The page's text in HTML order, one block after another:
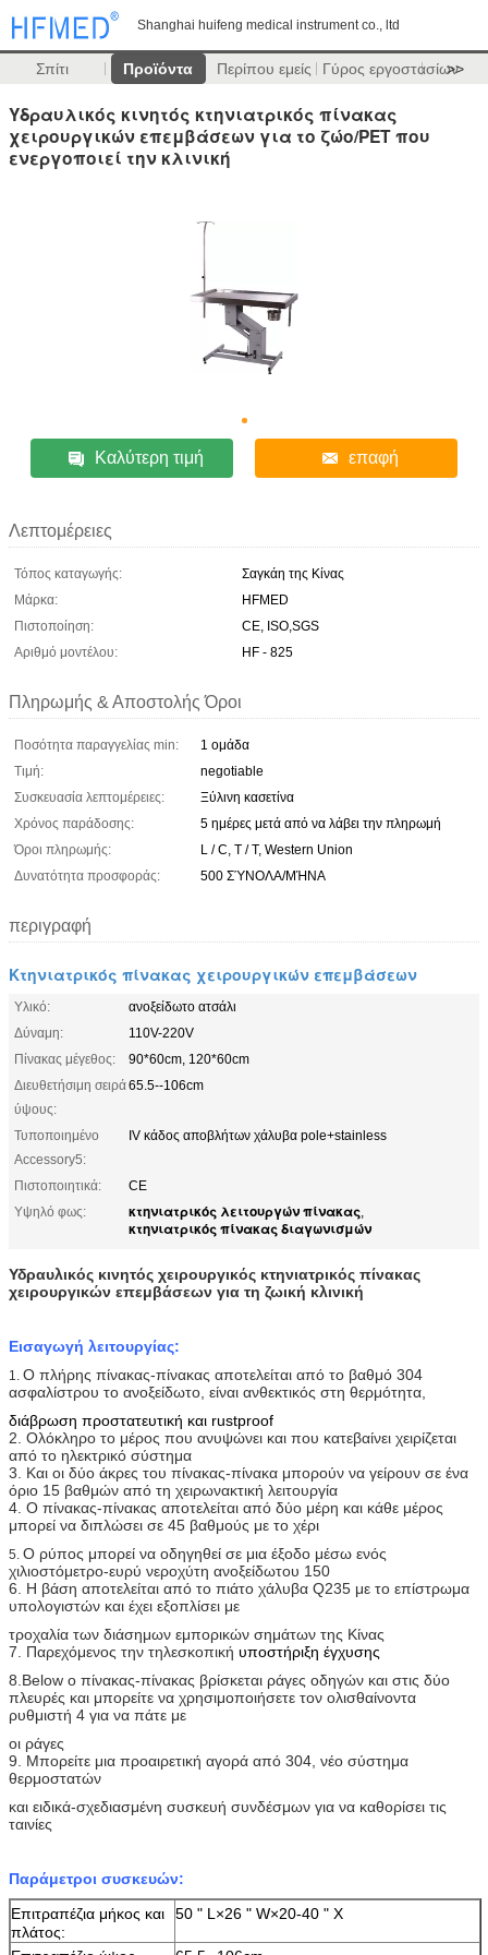
Shanghai huifeng medical instrument co., ltd
Σπίτι Προϊόντα Περίπου εμείς Γύρος εργοστασίων
>>
Υδραυλικός κινητός κτηνιατρικός πίνακας
χειρουργικών επεμβάσεων για το ζώο/PET που
ενεργοποιεί την κλινική
Καλύτερη τιμή επαφή
Λεπτομέρειες
Τόπος καταγωγής:
Σαγκάη της Κίνας
Μάρκα:
HFMED
Πιστοποίηση:
CE, ISO,SGS
Αριθμό μοντέλου:
HF - 825
Πληρωμής & Αποστολής Όροι
Ποσότητα παραγγελίας min:
1 ομάδα
Τιμή:
negotiable
Συσκευασία λεπτομέρειες:
Ξύλινη κασετίνα
Χρόνος παράδοσης:
5 ημέρες μετά από να λάβει την πληρωμή
Όροι πληρωμής:
L / C, T / T, Western Union
Δυνατότητα προσφοράς:
500 ΣΎΝΟΛΑ/ΜΉΝΑ
περιγραφή
Κτηνιατρικός πίνακας χειρουργικών επεμβάσεων
Υλικό:
ανοξείδωτο ατσάλι
Δύναμη:
110V-220V
Πίνακας μέγεθος:
90*60cm, 120*60cm
Διευθετήσιμη σειρά
ύψους:
65.5--106cm
Τυποποιημένο
Accessory5:
IV κάδος αποβλήτων χάλυβα pole+stainless
Πιστοποιητικά:
CE
Υψηλό φως:
κτηνιατρικός λειτουργών πίνακας,
κτηνιατρικός πίνακας διαγωνισμών
Υδραυλικός κινητός χειρουργικός κτηνιατρικός πίνακας
χειρουργικών επεμβάσεων για τη ζωική κλινική
Εισαγωγή λειτουργίας:
1. Ο πλήρης πίνακας-πίνακας αποτελείται από το βαθμό 304
ασφαλίστρου το ανοξείδωτο, είναι ανθεκτικός στη θερμότητα,
διάβρωση προστατευτική και rustproof
2. Ολόκληρο το μέρος που ανυψώνει και που κατεβαίνει χειρίζεται
από το ηλεκτρικό σύστημα
3. Και οι δύο άκρες του πίνακας-πίνακα μπορούν να γείρουν σε ένα
όριο 15 βαθμών από τη χειρωνακτική λειτουργία
4. Ο πίνακας-πίνακας αποτελείται από δύο μέρη και κάθε μέρος
μπορεί να διπλώσει σε 45 βαθμούς με το χέρι
5. Ο ρύπος μπορεί να οδηγηθεί σε μια έξοδο μέσω ενός
χιλιοστόμετρο-ευρύ νεροχύτη ανοξείδωτου 150
6. Η βάση αποτελείται από το πιάτο χάλυβα Q235 με το επίστρωμα
υπολογιστών και έχει εξοπλίσει με
τροχαλία των διάσημων εμπορικών σημάτων της Κίνας
7. Παρεχόμενος την τηλεσκοπική υποστήριξη έγχυσης
8.Below ο πίνακας-πίνακας βρίσκεται ράγες οδηγών και στις δύο
πλευρές και μπορείτε να χρησιμοποιήσετε τον ολισθαίνοντα
ρυθμιστή 4 για να πάτε με
οι ράγες
9. Μπορείτε μια προαιρετική αγορά από 304, νέο σύστημα
θερμοστατών
και ειδικά-σχεδιασμένη συσκευή συνδέσμων για να καθορίσει τις
ταινίες
Παράμετροι συσκευών:
Επιτραπέζια μήκος και
πλάτος:
50 " L×26 " W×20-40 " Χ